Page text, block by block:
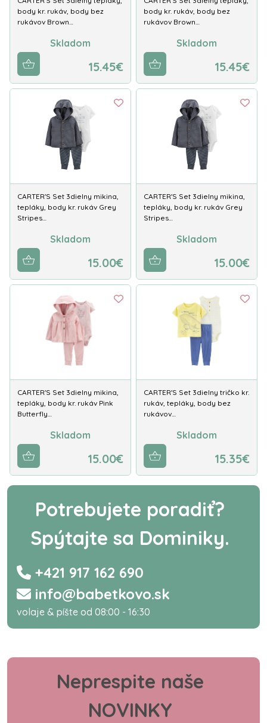
body kr. rukáv, body bez
rukávov Brown…
Skladom
15.45€
body kr. rukáv, body bez
rukávov Brown…
Skladom
15.45€
CARTER'S Set 3dielny mikina,
tepláky, body kr. rukáv Grey
Stripes…
Skladom
15.00€
CARTER'S Set 3dielny mikina,
tepláky, body kr. rukáv Grey
Stripes…
Skladom
15.00€
CARTER'S Set 3dielny mikina,
tepláky, body kr. rukáv Pink
Butterfly…
Skladom
15.00€
CARTER'S Set 3dielny tričko kr.
rukáv, tepláky, body bez
rukávov…
Skladom
15.35€
Potrebujete poradiť?
Spýtajte sa Dominiky.
+421 917 162 690
info@babetkovo.sk
volaje & píšte od 08:00 - 16:30
Neprespite naše
NOVINKY